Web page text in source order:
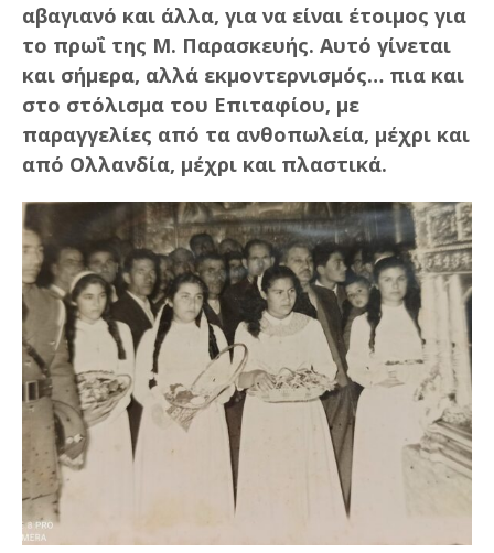
αβαγιανό και άλλα, για να είναι έτοιμος για
το πρωΐ της Μ. Παρασκευής. Αυτό γίνεται
και σήμερα, αλλά εκμοντερνισμός… πια και
στο στόλισμα του Επιταφίου, με
παραγγελίες από τα ανθοπωλεία, μέχρι και
από Ολλανδία, μέχρι και πλαστικά.